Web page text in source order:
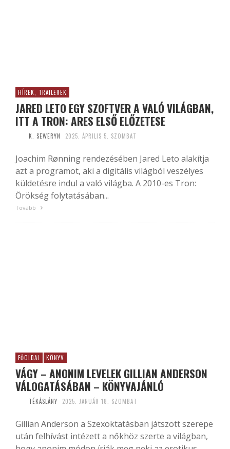
HÍREK, TRAILEREK
JARED LETO EGY SZOFTVER A VALÓ VILÁGBAN,
ITT A TRON: ARES ELSŐ ELŐZETESE
K. SEWERYN 2025. ÁPRILIS 5. SZOMBAT
Joachim Rønning rendezésében Jared Leto alakítja
azt a programot, aki a digitális világból veszélyes
küldetésre indul a való világba. A 2010-es Tron:
Örökség folytatásában...
Tovább
FŐOLDAL KÖNYV
VÁGY – ANONIM LEVELEK GILLIAN ANDERSON
VÁLOGATÁSÁBAN – KÖNYVAJÁNLÓ
TÉKÁSLÁNY 2025. JANUÁR 18. SZOMBAT
Gillian Anderson a Szexoktatásban játszott szerepe
után felhívást intézett a nőkhöz szerte a világban,